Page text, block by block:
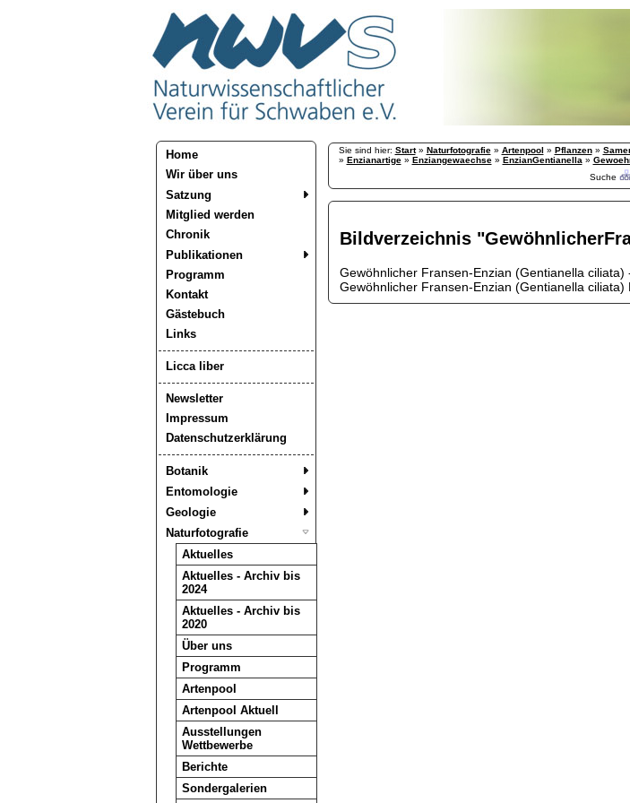
Home
Wir über uns
Satzung
Mitglied werden
Chronik
Publikationen
Programm
Kontakt
Gästebuch
Links
Licca liber
Newsletter
Impressum
Datenschutzerklärung
Botanik
Entomologie
Geologie
Naturfotografie
Aktuelles
Aktuelles - Archiv bis
2024
Aktuelles - Archiv bis
2020
Über uns
Programm
Artenpool
Artenpool Aktuell
Ausstellungen
Wettbewerbe
Berichte
Sondergalerien
Sie sind hier: Start» Naturfotografie» Artenpool » Pflanzen»
» Enzianartige» Enziangewaechse» EnzianGentianella »
Suche
Bildverzeichnis
Gewöhnlicher Fransen-Enzian (Gentianella ciliata)
Gewöhnlicher Fransen-Enzian (Gentianella ciliata)